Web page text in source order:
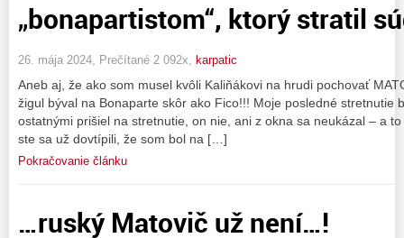
„bonapartistom“, ktorý stratil
26. mája 2024, Prečítané 2 092x, karpatic
Aneb aj, že ako som musel kvôli Kaliňákovi na hrudi pochovať
žigul býval na Bonaparte skôr ako Fico!!! Moje posledné stretnutie
ostatnými prišiel na stretnutie, on nie, ani z okna sa neukázal – a
ste sa už dovtípili, že som bol na […]
Pokračovanie článku
…ruský Matovič už není…!